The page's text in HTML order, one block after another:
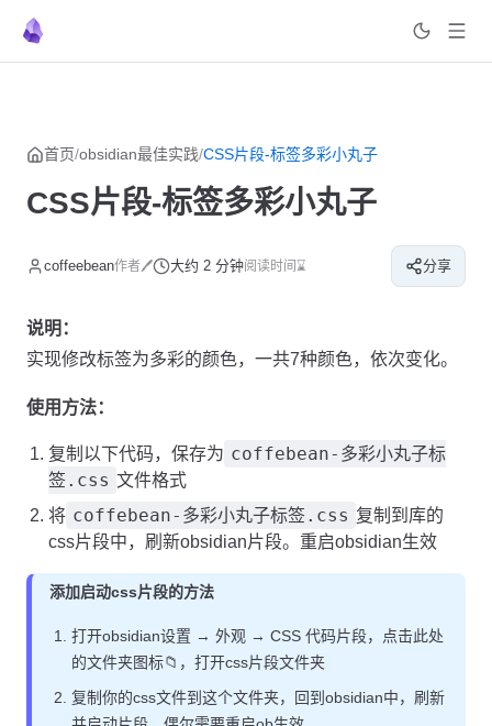
Skip to content 返回顶部
首页/obsidian最佳实践/CSS片段-标签多彩小丸子
CSS片段-标签多彩小丸子
coffeebean作者🖊 大约 2 分钟阅读时间⌛ 分享
说明：
实现修改标签为多彩的颜色，一共7种颜色，依次变化。
使用方法：
复制以下代码，保存为 coffebean-多彩小丸子标
签.css 文件格式
将 coffebean-多彩小丸子标签.css 复制到库的
css片段中，刷新obsidian片段。重启obsidian生效
添加启动css片段的方法
打开obsidian设置 → 外观 → CSS 代码片段，点击此处
的文件夹图标📁，打开css片段文件夹
复制你的css文件到这个文件夹，回到obsidian中，刷新